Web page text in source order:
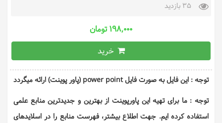
35 بازدید
۱۹۸,۰۰۰ تومان
خرید
توجه : این فایل به صورت فایل power point (پاور پوینت) ارائه میگردد
توجه : ما برای تهیه این پاورپوینت از بهترین و جدیدترین منابع علمی
استفاده کرده ایم. جهت اطلاع بیشتر، فهرست منابع را در اسلایدهای